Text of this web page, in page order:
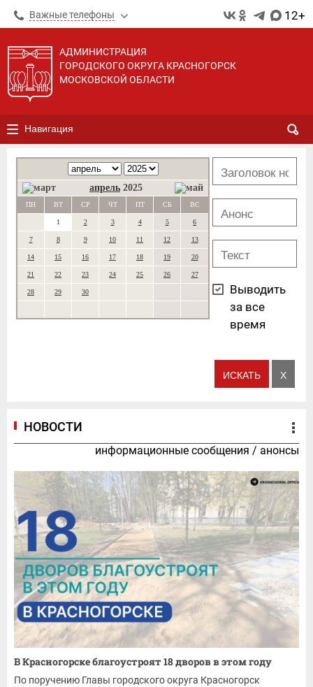
Важные телефоны 12+
АДМИНИСТРАЦИЯ
ГОРОДСКОГО ОКРУГА КРАСНОГОРСК
МОСКОВСКОЙ ОБЛАСТИ
Навигация
апрель 2025
ПН ВТ СР ЧТ ПТ СБ ВС
1 2 3 4 5 6
7 8 9 10 11 12 13
14 15 16 17 18 19 20
21 22 23 24 25 26 27
28 29 30
Выводить
за все
время
НОВОСТИ
информационные сообщения / анонсы
В Красногорске благоустроят 18 дворов в этом году
По поручению Главы городского округа Красногорск